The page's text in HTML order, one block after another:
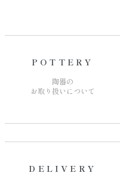
POTTERY
陶器の
お取り扱いについて
DELIVERY